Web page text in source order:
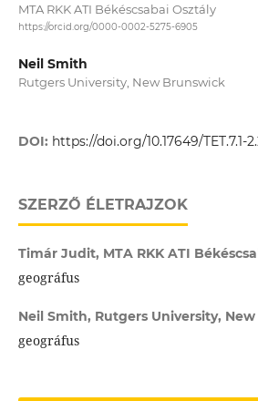
MTA RKK ATI Békéscsabai Osztály
https://orcid.org/0000-0002-5275-6905
Neil Smith
Rutgers University, New Brunswick
DOI: https://doi.org/10.17649/TET.7.1-
SZERZŐ ÉLETRAJZOK
Timár Judit, MTA RKK ATI
geográfus
Neil Smith, Rutgers University,
geográfus